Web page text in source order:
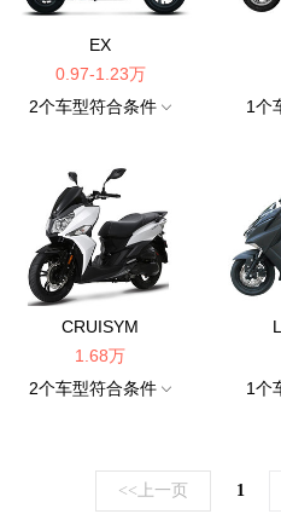
EX
0.97-1.23万
2个车型符合条件
1个
CRUISYM
1.68万
2个车型符合条件
1个
<<上一页 1